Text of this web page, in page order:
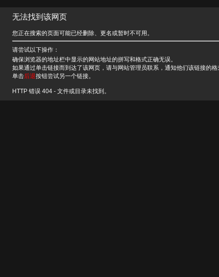
无法找到该网页
您正在搜索的页面可能已经删除、更名或暂时不可用。
请尝试以下操作：
确保浏览器的地址栏中显示的网站地址的拼写和格式正确无误。
如果通过单击链接而到达了该网页，请与网站管理员联系，通知他们该链接的
单击后退按钮尝试另一个链接。
HTTP 错误 404 - 文件或目录未找到。